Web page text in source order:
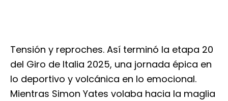
Tensión y reproches. Así terminó la etapa 20
del Giro de Italia 2025, una jornada épica en
lo deportivo y volcánica en lo emocional.
Mientras Simon Yates volaba hacia la maglia